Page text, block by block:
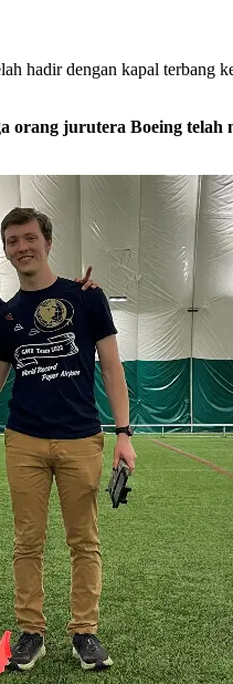
hadir dengan kapal terbang
orang jurutera Boeing telah